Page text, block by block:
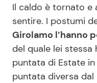
Moda e Style
Mondo Mamma
News benessere
Il caldo è tornato e
sentire. I postumi
Girolamo l’hanno
del quale lei
puntata di Estate
puntata diversa